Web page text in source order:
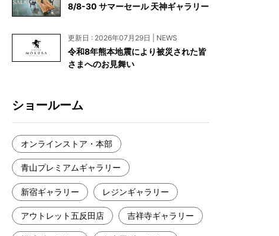
8/8-30 サマーセール 天神ギャラリー
更新日 : 2026年07月29日 | NEWS
令和8年熊本地震により被災された皆
さまへのお見舞い
ショールーム
オンラインストア・本部
青山プレミアムギャラリー
新宿ギャラリー レジンギャラリー
アウトレット五反田店 吉祥寺ギャラリー